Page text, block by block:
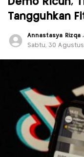
Tangguhkan
Annastasya Rizqa ,
Sabtu, 30 Agustus